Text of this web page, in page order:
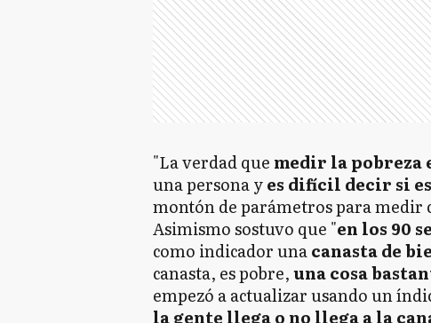
"La verdad que medir la pobreza
una persona yes difícil decir si
montón de parámetros para medir
Asimismo sostuvo que "en los 90
como indicador unacanasta de
canasta, es pobre,una cosa
empezó a actualizar usando un
la gente llega o no llega a la